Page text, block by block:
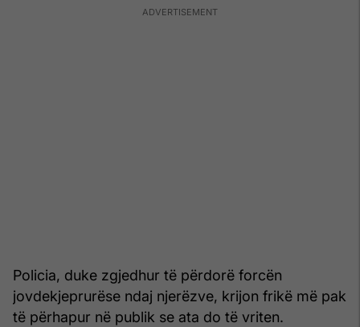
Policia, duke zgjedhur të përdorë forcën
jovdekjeprurëse ndaj njerëzve, krijon frikë më pak
të përhapur në publik se ata do të vriten.